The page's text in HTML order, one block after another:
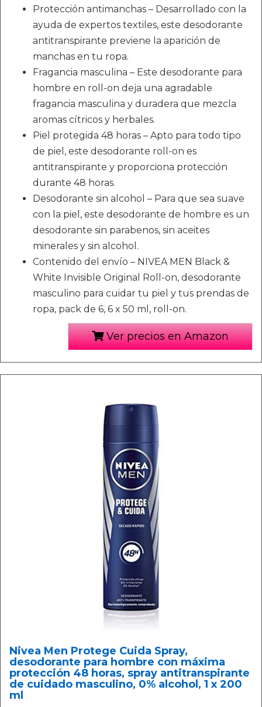
Protección antimanchas – Desarrollado con la
ayuda de expertos textiles, este desodorante
antitranspirante previene la aparición de
manchas en tu ropa.
Fragancia masculina – Este desodorante para
hombre en roll-on deja una agradable
fragancia masculina y duradera que mezcla
aromas cítricos y herbales.
Piel protegida 48 horas – Apto para todo tipo
de piel, este desodorante roll-on es
antitranspirante y proporciona protección
durante 48 horas.
Desodorante sin alcohol – Para que sea suave
con la piel, este desodorante de hombre es un
desodorante sin parabenos, sin aceites
minerales y sin alcohol.
Contenido del envío – NIVEA MEN Black &
White Invisible Original Roll-on, desodorante
masculino para cuidar tu piel y tus prendas de
ropa, pack de 6, 6 x 50 ml, roll-on.
Ver precios en Amazon
Nivea Men Protege Cuida Spray,
desodorante para hombre con máxima
protección 48 horas, spray antitranspirante
de cuidado masculino, 0% alcohol, 1 x 200
ml